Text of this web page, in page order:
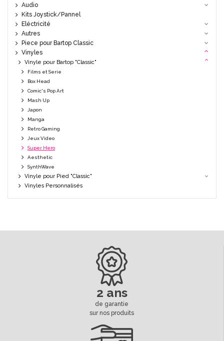
Audio
Kits Joystick/Pannel
Eléctricité
Autres
Piece pour Bartop Classic
Vinyles
Vinyle pour Bartop "Classic"
Films et Serie
Box Head
Comic's Pop Art
Mash Up
Japon
Manga
Retro Gaming
Jeux Video
Super Hero
Aesthetic
SynthWave
Vinyle pour Pied "Classic"
Vinyles Personnalisés
2 ans
de garantie
sur nos produits